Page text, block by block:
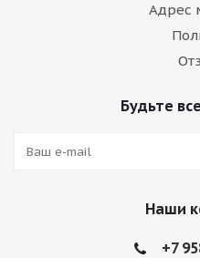
Адрес
Будьте
Наши
+7